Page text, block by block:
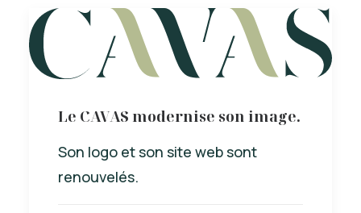
Le CAVAS modernise son image.
Son logo et son site web sont
renouvelés.